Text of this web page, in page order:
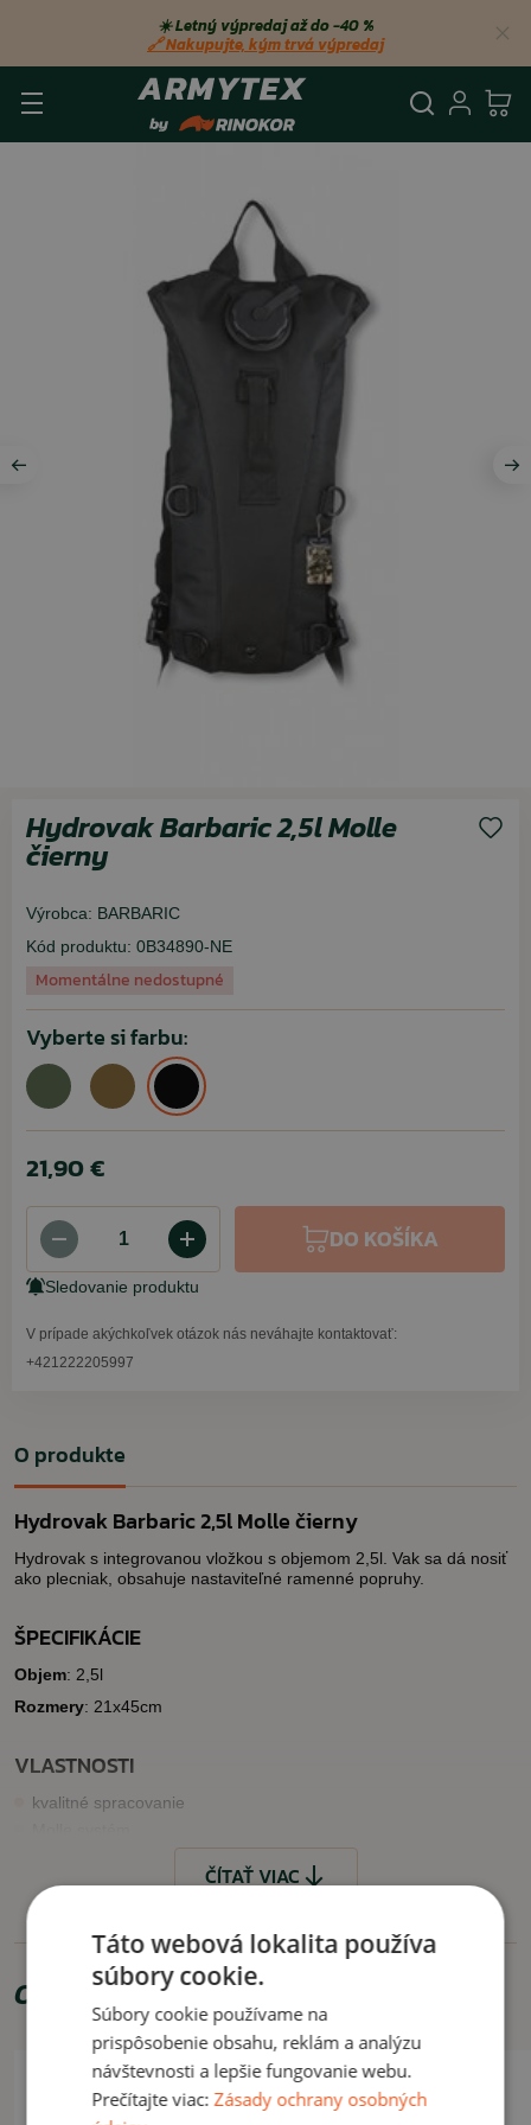
☀️ Letný výpredaj až do −40 %
🔗 Nakupujte, kým trvá výpredaj
Hydrovak Barbaric 2,5l Molle
čierny
Výrobca: BARBARIC
Kód produktu: 0B34890-NE
Momentálne nedostupné
Vyberte si farbu:
21,90 €
DO KOŠÍKA
Sledovanie produktu
V prípade akýchkoľvek otázok nás neváhajte kontaktovať:
+421222205997
O produkte
Hydrovak Barbaric 2,5l Molle čierny
Hydrovak s integrovanou vložkou s objemom 2,5l. Vak sa dá nosiť
ako plecniak, obsahuje nastaviteľné ramenné popruhy.
ŠPECIFIKÁCIE
Objem: 2,5l
Rozmery: 21x45cm
VLASTNOSTI
kvalitné spracovanie
VYUŽITIE
ČÍTAŤ MENEJ
ČÍTAŤ VIAC
Odporúčame zakúpiť
Táto webová lokalita používa
súbory cookie.
Súbory cookie používame na
prispôsobenie obsahu, reklám a analýzu
návštevnosti a lepšie fungovanie webu.
Prečítajte viac:Zásady ochrany osobných